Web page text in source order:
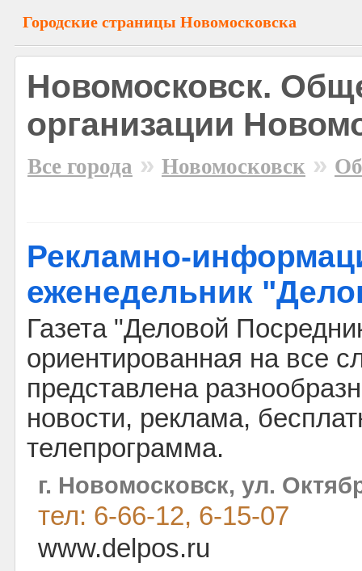
Городские страницы Новомосковска
Новомосковск.
организации
Все города » Новомосковск »
Рекламно-
еженедельник
Газета "Деловой
ориентированная на все
представлена
новости, реклама,
телепрограмма.
г. Новомосковск, ул.
тел: 6-66-12, 6-15-07
www.delpos.ru